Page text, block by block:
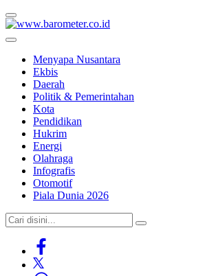
Menyapa Nusantara
Ekbis
Daerah
Politik & Pemerintahan
Kota
Pendidikan
Hukrim
Energi
Olahraga
Infografis
Otomotif
Piala Dunia 2026